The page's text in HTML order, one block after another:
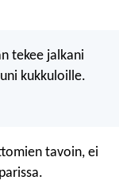
tekee jalkani
kukkuloille.
tavoin, ei